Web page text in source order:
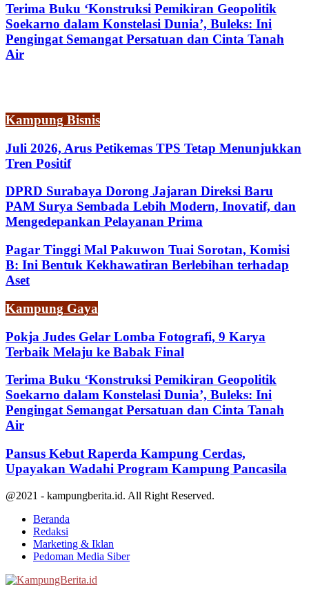
Terima Buku ‘Konstruksi Pemikiran Geopolitik
Soekarno dalam Konstelasi Dunia’, Buleks: Ini
Pengingat Semangat Persatuan dan Cinta Tanah
Air
Kampung Bisnis
Juli 2026, Arus Petikemas TPS Tetap Menunjukkan
Tren Positif
DPRD Surabaya Dorong Jajaran Direksi Baru
PAM Surya Sembada Lebih Modern, Inovatif, dan
Mengedepankan Pelayanan Prima
Pagar Tinggi Mal Pakuwon Tuai Sorotan, Komisi
B: Ini Bentuk Kekhawatiran Berlebihan terhadap
Aset
Kampung Gaya
Pokja Judes Gelar Lomba Fotografi, 9 Karya
Terbaik Melaju ke Babak Final
Terima Buku ‘Konstruksi Pemikiran Geopolitik
Soekarno dalam Konstelasi Dunia’, Buleks: Ini
Pengingat Semangat Persatuan dan Cinta Tanah
Air
Pansus Kebut Raperda Kampung Cerdas,
Upayakan Wadahi Program Kampung Pancasila
@2021 - kampungberita.id. All Right Reserved.
Beranda
Redaksi
Marketing & Iklan
Pedoman Media Siber